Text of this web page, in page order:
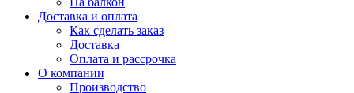
Доставка и оплата
Как сделать заказ
Доставка
Оплата и рассрочка
О компании
Производство